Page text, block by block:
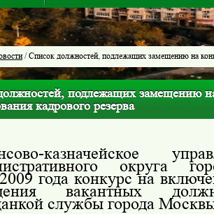
/ Список должностей, подлежащих замещению на
подлежащих замещению
кадрового резерва
казначейское
округа
года конкурс на
вакантных
службы города